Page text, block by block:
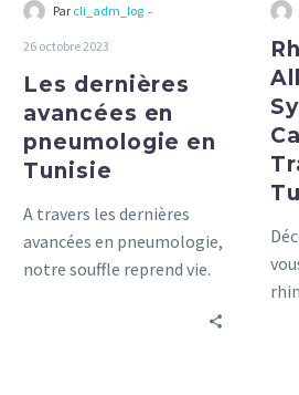
Par cli_adm_log -
26 octobre 2023
Les dernières
avancées en
pneumologie en
Tunisie
A travers les dernières
avancées en pneumologie,
notre souffle reprend vie.